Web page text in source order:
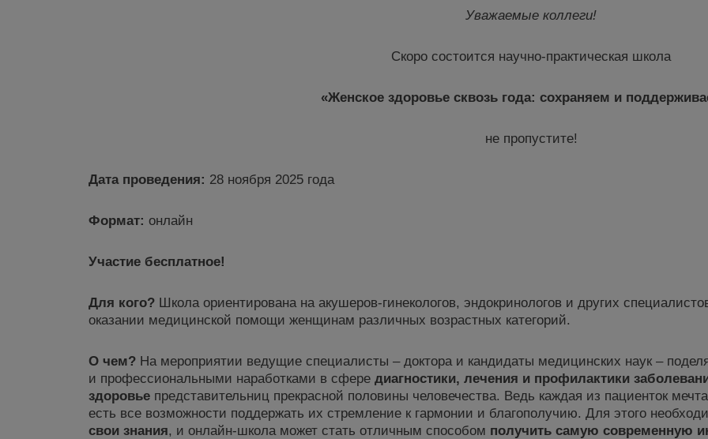
Уважаемые коллеги!
Скоро состоится научно-практическая школа
«Женское здоровье сквозь года: сохраняем и
не пропустите!
Дата проведения: 28 ноября 2025 года
Формат: онлайн
Участие бесплатное!
Для кого? Школа ориентирована на акушеров-гинекологов, эндокринологов и других
оказании медицинской помощи женщинам различных возрастных категорий.
О чем? На мероприятии ведущие специалисты – доктора и кандидаты медицинских наук –
и профессиональными наработками в сфере диагностики, лечения и профилактики
здоровье представительниц прекрасной половины человечества. Ведь каждая из пациенток
есть все возможности поддержать их стремление к гармонии и благополучию. Для этого
свои знания, и онлайн-школа может стать отличным способом получить самую современную